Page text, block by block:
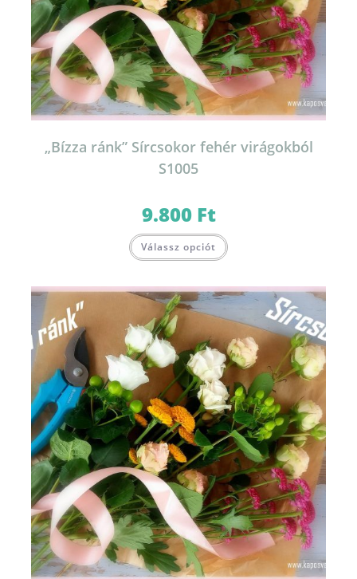
„Bízza ránk” Sírcsokor fehér virágokból
S1005
9.800 Ft
Válassz opciót